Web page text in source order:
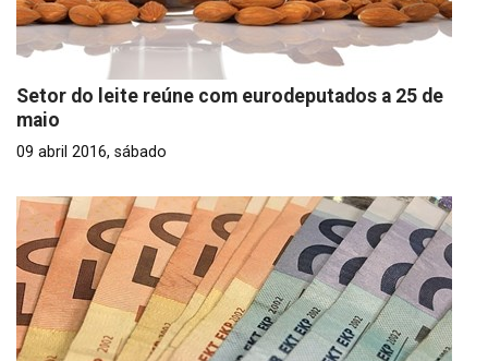
Setor do leite reúne com eurodeputados a 25 de
maio
09 abril 2016, sábado